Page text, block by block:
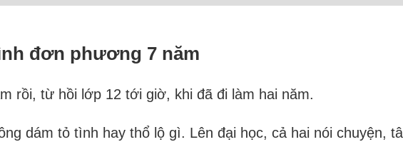
đơn phương 7 năm
rồi, từ hồi lớp 12 tới giờ, khi đã đi làm hai năm.
dám tỏ tình hay thổ lộ gì. Lên đại học, cả hai nói chuyện,